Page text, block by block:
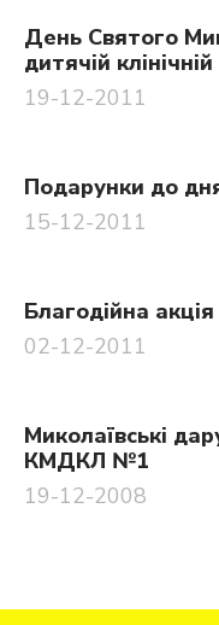
День Святого
дитячій
19-12-2011
Подарунки до
15-12-2011
Благодійна
02-12-2011
Миколаївські
КМДКЛ №1
19-12-2008